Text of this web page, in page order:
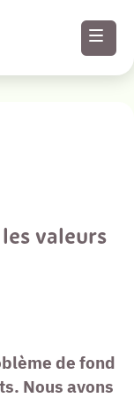
valeurs
de fond
Nous avons